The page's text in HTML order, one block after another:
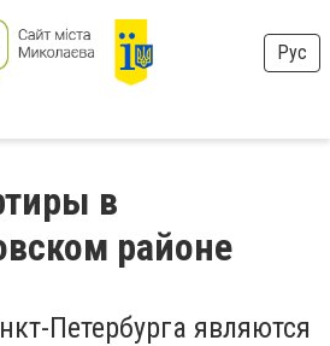
Рус
в
районе
Петербурга являются